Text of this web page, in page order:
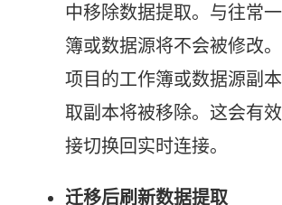
中移除数据提取。与往常
簿或数据源将不会被修改
项目 的工作簿或数据源副
取副本将被移除。这会有
接切换回实时连接。
迁移后刷新数据提取